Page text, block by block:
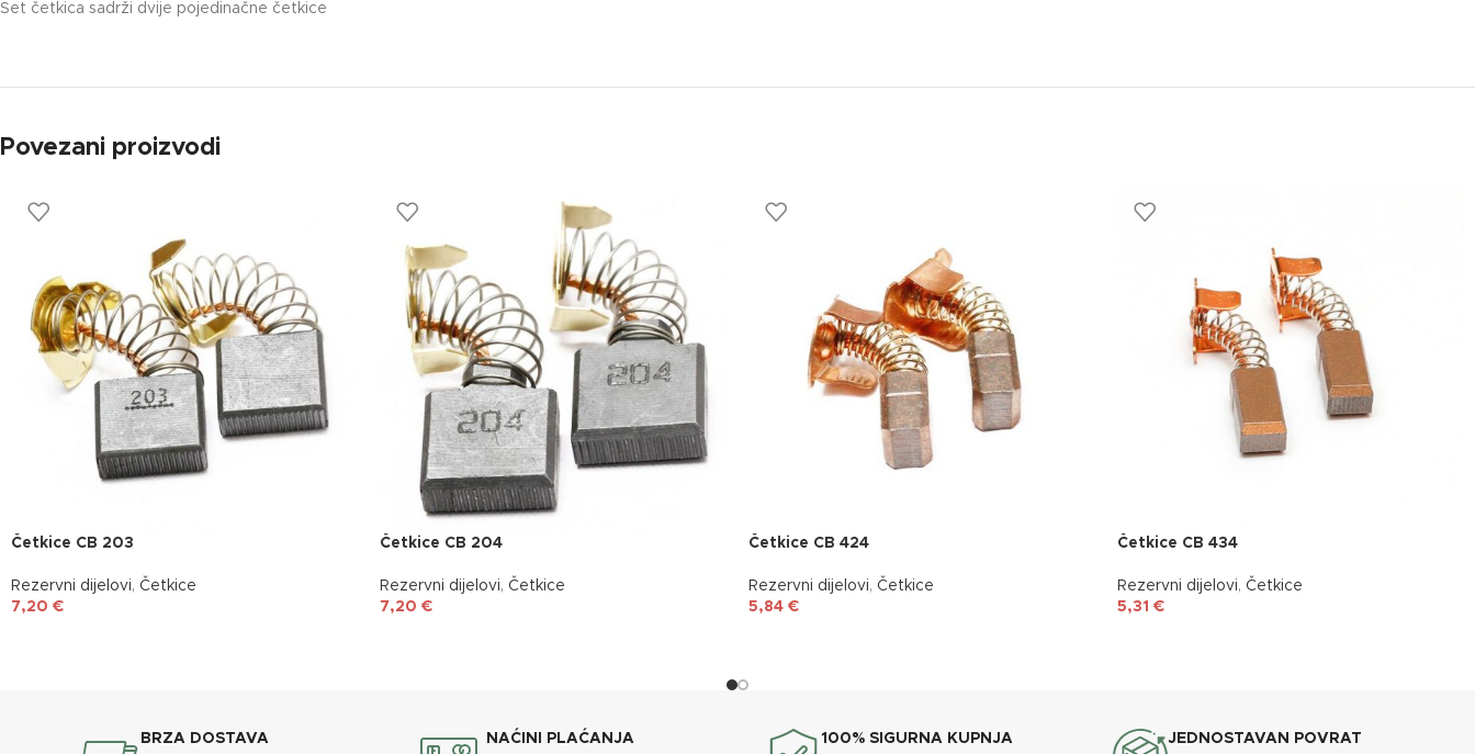
Set četkica sadrži dvije pojedinačne četkice
Povezani proizvodi
Četkice CB 203
Rezervni dijelovi, Četkice
7,20 €
Četkice CB 204
Rezervni dijelovi, Četkice
7,20 €
Četkice CB 424
Rezervni dijelovi, Četkice
5,84 €
Četkice CB 434
Rezervni dijelovi, Četkice
5,31 €
BRZA DOSTAVA NAĆINI PLAĆANJA 100% SIGURNA KUPNJA JEDNOSTAVAN POVRAT